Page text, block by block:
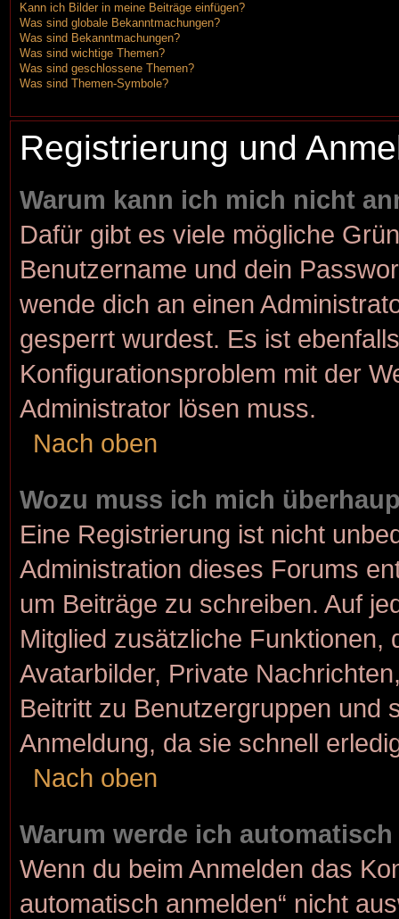
Kann ich Bilder in meine Beiträge einfügen?
Was sind globale Bekanntmachungen?
Was sind Bekanntmachungen?
Was sind wichtige Themen?
Was sind geschlossene Themen?
Was sind Themen-Symbole?
Registrierung und
Warum kann ich mich nicht
Dafür gibt es viele mögliche
Benutzername und dein
wende dich an einen
gesperrt wurdest. Es ist
Konfigurationsproblem mit der
Administrator lösen muss.
Nach oben
Wozu muss ich mich
Eine Registrierung ist nicht
Administration dieses Forums
um Beiträge zu schreiben. Auf
Mitglied zusätzliche Funktionen,
Avatarbilder, Private
Beitritt zu Benutzergruppen und
Anmeldung, da sie schnell
Nach oben
Warum werde ich
Wenn du beim Anmelden das
automatisch anmelden“ nicht